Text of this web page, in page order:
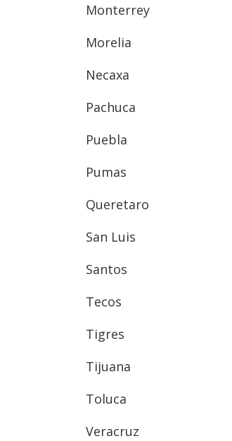
Monterrey
Morelia
Necaxa
Pachuca
Puebla
Pumas
Queretaro
San Luis
Santos
Tecos
Tigres
Tijuana
Toluca
Veracruz